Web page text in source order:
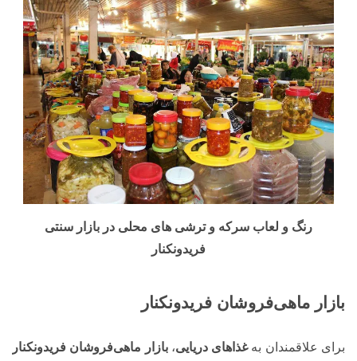
رنگ و لعاب سرکه و ترشی های محلی در بازار سنتی
فریدونکنار
بازار ماهی‌فروشان فریدونکنار
برای علاقمندان بهغذاهای دریایی،بازار ماهی‌فروشان فریدونکنار